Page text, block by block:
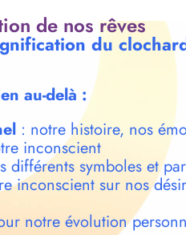
de nos rêves
du
au-delà :
: notre histoire, nos
inconscient
différents symboles et
inconscient sur nos
notre évolution